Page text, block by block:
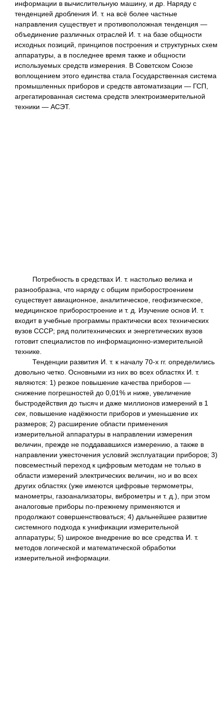
информации в вычислительную машину, и др. Наряду с
тенденцией дробления И. т. на всё более частные
направления существует и противоположная тенденция —
объединение различных отраслей И. т. на базе общности
исходных позиций, принципов построения и структурных схем
аппаратуры, а в последнее время также и общности
используемых средств измерения. В Советском Союзе
воплощением этого единства стала Государственная система
промышленных приборов и средств автоматизации — ГСП,
агрегатированная система средств электроизмерительной
техники — АСЭТ.
Потребность в средствах И. т. настолько велика и
разнообразна, что наряду с общим приборостроением
существует авиационное, аналитическое, геофизическое,
медицинское приборостроение и т. д. Изучение основ И. т.
входит в учебные программы практически всех технических
вузов СССР; ряд политехнических и энергетических вузов
готовит специалистов по информационно-измерительной
технике.
Тенденции развития И. т. к началу 70-х гг. определились
довольно четко. Основными из них во всех областях И. т.
являются: 1) резкое повышение качества приборов —
снижение погрешностей до 0,01% и ниже, увеличение
быстродействия до тысяч и даже миллионов измерений в 1
сек , повышение надёжности приборов и уменьшение их
размеров; 2) расширение области применения
измерительной аппаратуры в направлении измерения
величин, прежде не поддававшихся измерению, а также в
направлении ужесточения условий эксплуатации приборов; 3)
повсеместный переход к цифровым методам не только в
области измерений электрических величин, но и во всех
других областях (уже имеются цифровые термометры,
манометры, газоанализаторы, виброметры и т. д.), при этом
аналоговые приборы по-прежнему применяются и
продолжают совершенствоваться; 4) дальнейшее развитие
системного подхода к унификации измерительной
аппаратуры; 5) широкое внедрение во все средства И. т.
методов логической и математической обработки
измерительной информации.